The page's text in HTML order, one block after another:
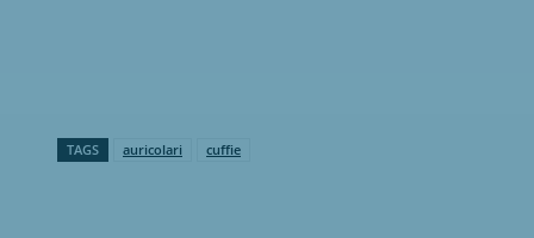
TAGS auricolari cuffie